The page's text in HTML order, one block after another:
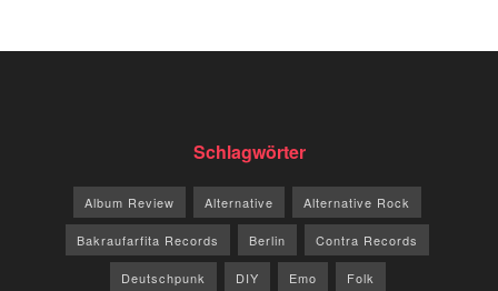
Schlagwörter
Album Review Alternative Alternative Rock
Bakraufarfita Records Berlin Contra Records
Deutschpunk DIY Emo Folk